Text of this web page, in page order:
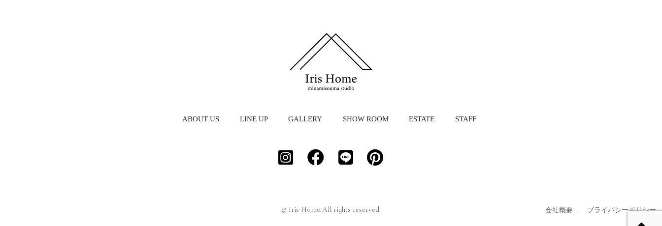
ABOUT US LINE UP GALLERY SHOW ROOM ESTATE STAFF
会社概要 プライバシーポリシー
© Iris Home.All rights reserved.